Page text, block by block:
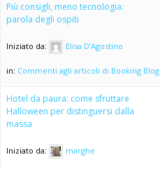
Più consigli, meno tecnologia:
parola degli ospiti
Iniziato da: Elisa D’Agostino
in: Commenti agli articoli di Booking Blog
Hotel da paura: come sfruttare
Halloween per distinguersi dalla
massa
Iniziato da: marghe